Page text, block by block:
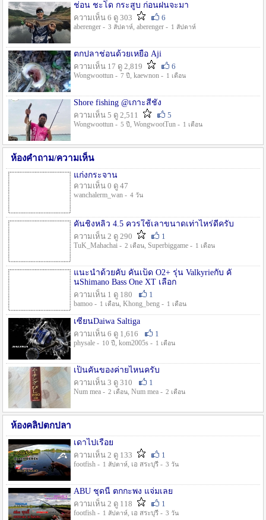
ช่อน ชะโด กระสูบ ก่อนฝนจะมา
ความเห็น 6 ดู 303
6
aberenger - 3 สัปดาห์, aberenger - 1 สัปดาห์
ตกปลาช่อนด้วยเหยื่อ Aji
ความเห็น 17 ดู 2,819
6
Wongwoottun - 7 ปี , kaewnon - 1 เดือน
Shore fishing @เกาะสีชัง
ความเห็น 5 ดู 2,511
5
Wongwoottun - 5 ปี , WongwootTun - 1 เดือน
ห้องคำถาม/ความเห็น
แก่งกระจาน
ความเห็น 0 ดู 47
wanchalerm_wan - 4 วัน
คันชิงหลิว 4.5 ควรใช้เลาขนาดเท่าไหร่ดีครับ
ความเห็น 2 ดู 290
1
TuK_Mahachai - 2 เดือน, Superbiggame - 1 เดือน
แนะนำด้วยคับ คันเบ็ด O2+ รุ่น Valkyrieกับ คั
นShimano Bass One XT เลือก
ความเห็น 1 ดู 180
1
bamoo - 1 เดือน, Khong_beng - 1 เดือน
เซียนDaiwa Saltiga
ความเห็น 6 ดู 1,616
1
physale - 10 ปี , kom2005s - 1 เดือน
เป็นคันของค่ายไหนครับ
ความเห็น 3 ดู 310
1
Num mea - 2 เดือน, Num mea - 2 เดือน
ห้องคลิปตกปลา
เดาไปเรื่อย
ความเห็น 2 ดู 133
1
footfish - 1 สัปดาห์, เอ สระบุรี - 3 วัน
ABU ชุดนี้ ตกกะพง แจ่มเลย
ความเห็น 2 ดู 118
1
footfish - 1 สัปดาห์, เอ สระบุรี - 3 วัน